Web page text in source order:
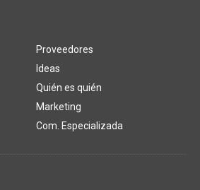
Proveedores
Ideas
Quién es quién
Marketing
Com. Especializada